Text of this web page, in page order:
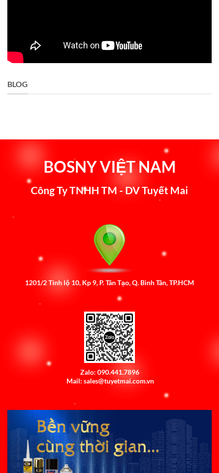
BLOG
BOSNY VIỆT NAM
Công Ty TNHH TM - DV Tuyết Mai
1201/2 Tỉnh lộ 10, Kp 9, P. Tân Tạo, Q. Bình Tân, TP.HCM
Zalo: 090.441.7896
Mail: sales@tuyetmai.com.vn